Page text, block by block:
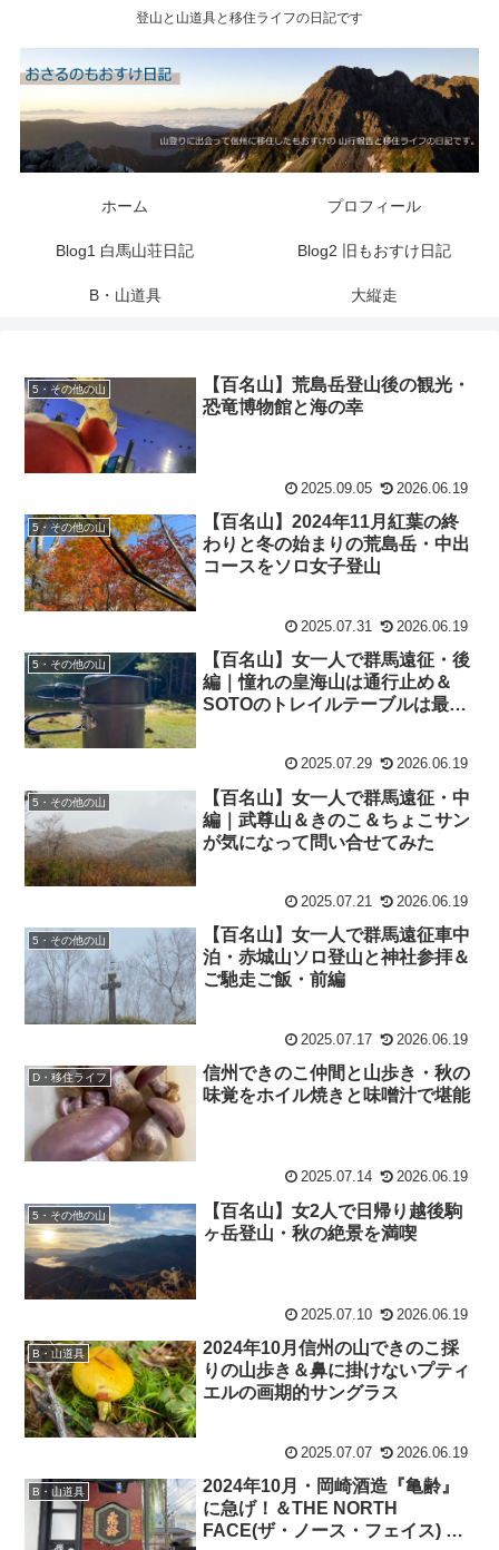
登山と山道具と移住ライフの日記です
ホーム プロフィール
Blog1 白馬山荘日記 Blog2 旧もおすけ日記
B・山道具 大縦走
5・その他の山
【百名山】荒島岳登山後の観光・
恐竜博物館と海の幸
2025.09.05 2026.06.19
5・その他の山
【百名山】2024年11月紅葉の終
わりと冬の始まりの荒島岳・中出
コースをソロ女子登山
2025.07.31 2026.06.19
5・その他の山
【百名山】女一人で群馬遠征・後
編｜憧れの皇海山は通行止め＆
SOTOのトレイルテーブルは最軽
2025.07.29 2026.06.19
5・その他の山
【百名山】女一人で群馬遠征・中
編｜武尊山＆きのこ＆ちょこサン
が気になって問い合せてみた
2025.07.21 2026.06.19
5・その他の山
【百名山】女一人で群馬遠征車中
泊・赤城山ソロ登山と神社参拝＆
ご馳走ご飯・前編
2025.07.17 2026.06.19
D・移住ライフ
信州できのこ仲間と山歩き・秋の
味覚をホイル焼きと味噌汁で堪能
2025.07.14 2026.06.19
5・その他の山
【百名山】女2人で日帰り越後駒
ヶ岳登山・秋の絶景を満喫
2025.07.10 2026.06.19
B・山道具
2024年10月信州の山できのこ採
りの山歩き＆鼻に掛けないプティ
エルの画期的サングラス
2025.07.07 2026.06.19
B・山道具
2024年10月・岡崎酒造『亀齢』
に急げ！＆THE NORTH
FACE(ザ・ノース・フェイス) ハ